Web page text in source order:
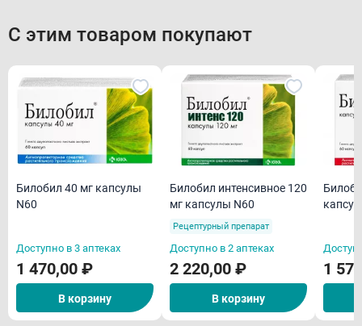
С этим товаром покупают
Билобил 40 мг капсулы
N60
Доступно в 3 аптеках
1 470,00 ₽
В корзину
Билобил интенсивное 120
мг капсулы N60
Рецептурный препарат
Доступно в 2 аптеках
2 220,00 ₽
В корзину
1